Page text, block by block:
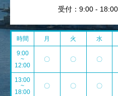
受付：9:00 - 18:00
時間 月 火 水
9:00
~
12:00
〇 〇 〇
13:00
~
18:00
〇 〇 〇